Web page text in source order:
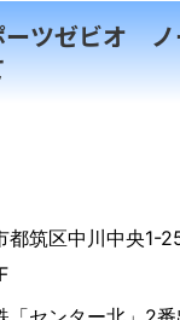
ーツゼビオ ノ
都筑区中川中央1-